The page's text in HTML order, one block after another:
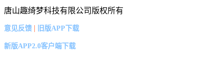
唐山趣绮梦科技有限公司版权所有
意见反馈 | 旧版APP下载
新版APP2.0客户端下载